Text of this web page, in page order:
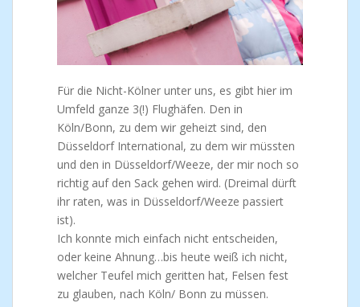
Für die Nicht-Kölner unter uns, es gibt hier im
Umfeld ganze 3(!) Flughäfen. Den in
Köln/Bonn, zu dem wir geheizt sind, den
Düsseldorf International, zu dem wir müssten
und den in Düsseldorf/Weeze, der mir noch so
richtig auf den Sack gehen wird. (Dreimal dürft
ihr raten, was in Düsseldorf/Weeze passiert
ist).
Ich konnte mich einfach nicht entscheiden,
oder keine Ahnung…bis heute weiß ich nicht,
welcher Teufel mich geritten hat, Felsen fest
zu glauben, nach Köln/ Bonn zu müssen.